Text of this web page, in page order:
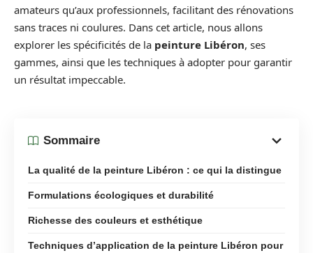
amateurs qu’aux professionnels, facilitant des rénovations
sans traces ni coulures. Dans cet article, nous allons
explorer les spécificités de la peinture Libéron, ses
gammes, ainsi que les techniques à adopter pour garantir
un résultat impeccable.
Sommaire
La qualité de la peinture Libéron : ce qui la distingue
Formulations écologiques et durabilité
Richesse des couleurs et esthétique
Techniques d’application de la peinture Libéron pour